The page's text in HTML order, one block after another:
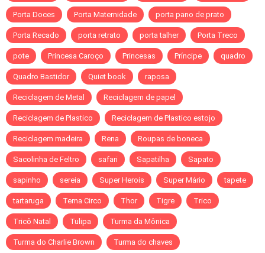
Porta Doces Porta Maternidade porta pano de prato
Porta Recado porta retrato porta talher Porta Treco
pote Princesa Caroço Princesas Príncipe quadro
Quadro Bastidor Quiet book raposa
Reciclagem de Metal Reciclagem de papel
Reciclagem de Plastico Reciclagem de Plastico estojo
Reciclagem madeira Rena Roupas de boneca
Sacolinha de Feltro safari Sapatilha Sapato
sapinho sereia Super Herois Super Mário tapete
tartaruga Tema Circo Thor Tigre Trico
Tricô Natal Tulipa Turma da Mônica
Turma do Charlie Brown Turma do chaves